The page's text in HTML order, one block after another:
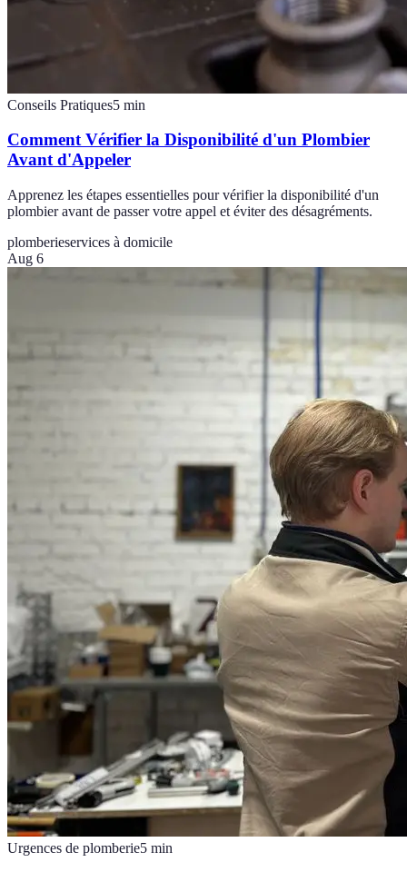
Conseils Pratiques5 min
Comment Vérifier la Disponibilité d'un Plombier
Avant d'Appeler
Apprenez les étapes essentielles pour vérifier la disponibilité d'un
plombier avant de passer votre appel et éviter des désagréments.
plomberieservices à domicile
Aug 6
Urgences de plomberie5 min